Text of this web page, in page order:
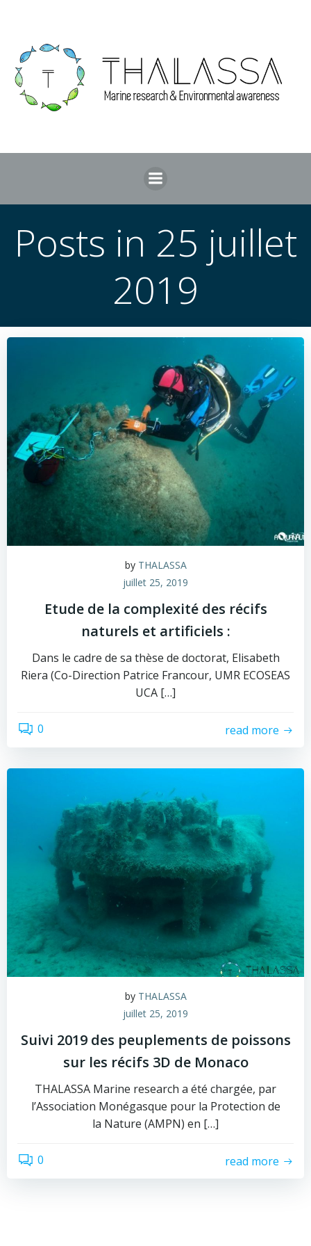
Posts in 25 juillet
2019
by THALASSA
juillet 25, 2019
Etude de la complexité des récifs
naturels et artificiels :
Dans le cadre de sa thèse de doctorat, Elisabeth
Riera (Co-Direction Patrice Francour, UMR ECOSEAS
UCA […]
0 read more
by THALASSA
juillet 25, 2019
Suivi 2019 des peuplements de poissons
sur les récifs 3D de Monaco
THALASSA Marine research a été chargée, par
l’Association Monégasque pour la Protection de
la Nature (AMPN) en […]
0 read more